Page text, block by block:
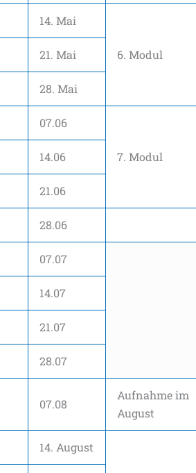
14. Mai
6. Modul
21. Mai
28. Mai
07.06
7. Modul
14.06
21.06
28.06
07.07
14.07
21.07
28.07
07.08
Aufnahme im
August
14. August